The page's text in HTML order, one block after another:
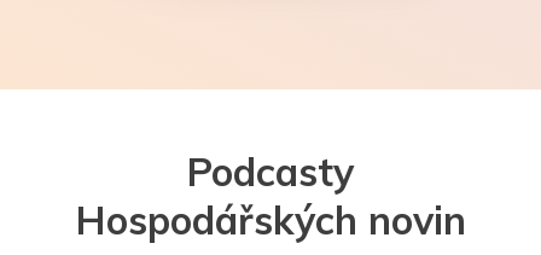
Podcasty
Hospodářských novin